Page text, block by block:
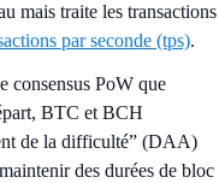
mais traite les transactions
par seconde (tps).
consensus PoW que
BTC et BCH
de la difficulté” (DAA)
des durées de bloc